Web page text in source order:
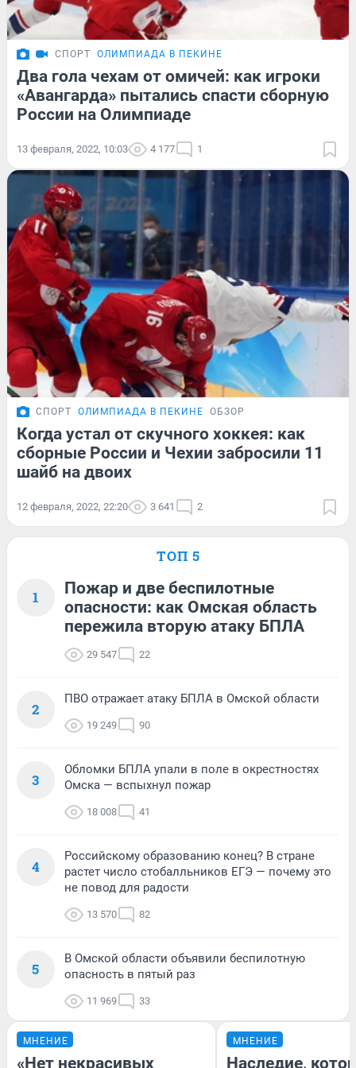
СПОРТ ОЛИМПИАДА В ПЕКИНЕ
Два гола чехам от омичей: как игроки
«Авангарда» пытались спасти сборную
России на Олимпиаде
13 февраля, 2022, 10:03 4 177 1
СПОРТ ОЛИМПИАДА В ПЕКИНЕ ОБЗОР
Когда устал от скучного хоккея: как
сборные России и Чехии забросили 11
шайб на двоих
12 февраля, 2022, 22:20 3 641 2
ТОП 5
1
Пожар и две беспилотные
опасности: как Омская область
пережила вторую атаку БПЛА
29 547 22
2
ПВО отражает атаку БПЛА в Омской области
19 249 90
3
Обломки БПЛА упали в поле в окрестностях
Омска — вспыхнул пожар
18 008 41
4
Российскому образованию конец? В стране
растет число стобалльников ЕГЭ — почему это
не повод для радости
13 570 82
5
В Омской области объявили беспилотную
опасность в пятый раз
11 969 33
МНЕНИЕ
«Нет некрасивых
МНЕНИЕ
Наследие,